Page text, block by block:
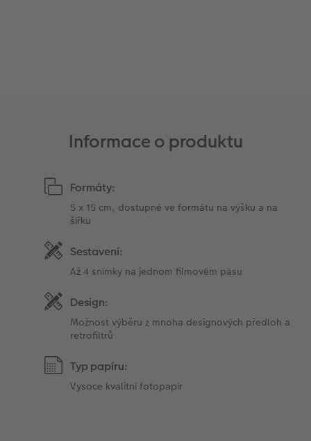
Informace o produktu
Formáty:
5 x 15 cm, dostupné ve formátu na výšku a na
šířku
Sestavení:
Až 4 snímky na jednom filmovém pásu
Design:
Možnost výběru z mnoha designových předloh a
retrofiltrů
Typ papíru:
Vysoce kvalitní fotopapír